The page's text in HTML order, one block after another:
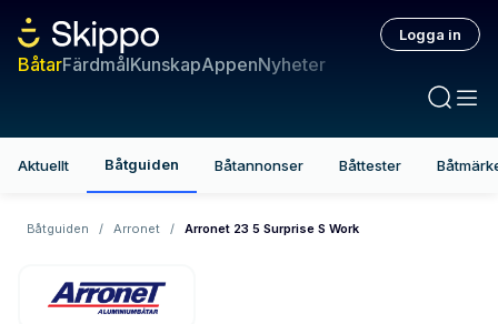
BåtarFärdmålKunskapAppenNyheter
Logga in
Aktuellt Båtguiden Båtannonser Båttester
Båtguiden / Arronet / Arronet 23 5 Surprise S Work